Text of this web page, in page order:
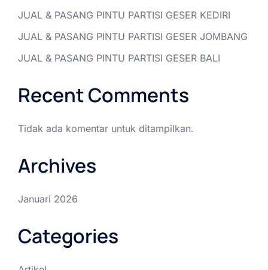
JUAL & PASANG PINTU PARTISI GESER KEDIRI
JUAL & PASANG PINTU PARTISI GESER JOMBANG
JUAL & PASANG PINTU PARTISI GESER BALI
Recent Comments
Tidak ada komentar untuk ditampilkan.
Archives
Januari 2026
Categories